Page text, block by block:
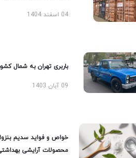
04 اسفند 1404
باربری تهران به شمال کشور
09 آبان 1403
خواص و فواید سدیم
محصولات آرایشی بهداشتی